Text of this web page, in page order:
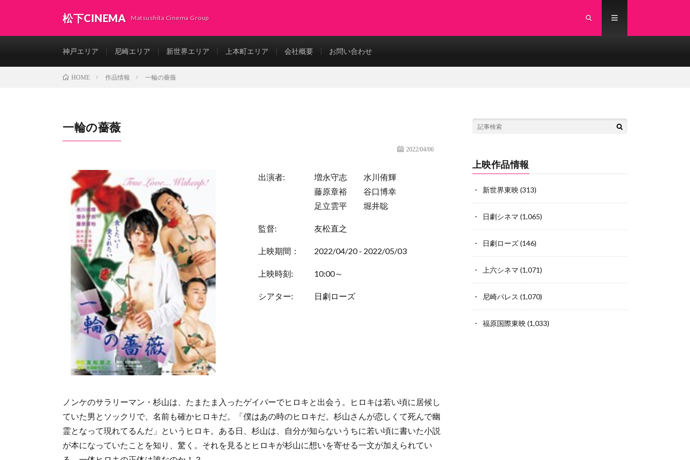
松下CINEMA Matsushita Cinema Group
神戸エリア 尼崎エリア 新世界エリア 上本町エリア 会社概要 お問い合わせ
HOME 作品情報 一輪の薔薇
一輪の薔薇
2022/04/06
出演者: 増永守志
水川侑輝
藤原章裕
谷口博幸
足立雲平
堀井聡
監督: 友松直之
上映期間： 2022/04/20 - 2022/05/03
上映時刻: 10:00～
シアター: 日劇ローズ
ノンケのサラリーマン・杉山は、たまたま入ったゲイバーでヒロキと出会う。ヒロキは若い頃に居候し
ていた男とソックリで、名前も確かヒロキだ。「僕はあの時のヒロキだ。杉山さんが恋しくて死んで幽
霊となって現れてるんだ」というヒロキ。ある日、杉山は、自分が知らないうちに若い頃に書いた小説
が本になっていたことを知り、驚く。それを見るとヒロキが杉山に想いを寄せる一文が加えられてい
上映作品情報
新世界東映(313)
日劇シネマ (1,065)
日劇ローズ(146)
上六シネマ (1,071)
尼崎パレス (1,070)
福原国際東映(1,033)